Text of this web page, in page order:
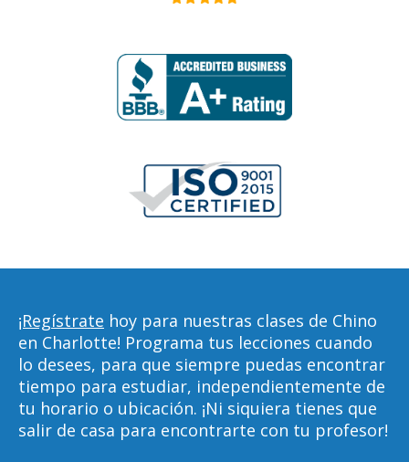
¡Regístrate hoy para nuestras clases de Chino
en Charlotte! Programa tus lecciones cuando
lo desees, para que siempre puedas encontrar
tiempo para estudiar, independientemente de
tu horario o ubicación. ¡Ni siquiera tienes que
salir de casa para encontrarte con tu profesor!